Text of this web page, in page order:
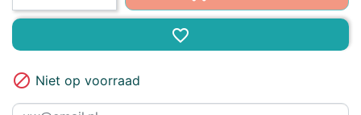
favorite_border
 Niet op voorraad